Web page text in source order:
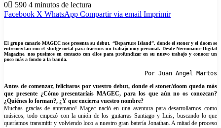
0
590 4 minutos de lectura
Facebook X WhatsApp Compartir via email Imprimir
El grupo canario MAGEC nos presenta su debut, “Departure Island”, donde el stoner y el doom se
entremezclan con el sludge metal para traernos un trabajo muy personal. Desde Necromance Digital
Magazine, nos pusimos en contacto con ellos para profundizar en su nuevo trabajo y conocer un
poco más a fondo a la banda.
Por Juan Angel Martos
Antes de comenzar, felicitaros por vuestro debut, donde el stoner/doom queda más
que presente ¿Cómo presentaríais MAGEC, para los que aún no os conozcan?
¿Quiénes lo forman?, ¿Y que encierra vuestro nombre?
Muchas gracias de antemano! Magec nació en una aventura para desarrollarnos como
músicos, todo empezó con la unión de los guitarras Santiago y Luis, buscando lo que
queríamos transmitir y volviendo loco a nuestro gran batería Jonathan. A mitad de proceso